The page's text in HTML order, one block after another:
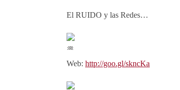
El RUIDO y las Redes…
Web: http://goo.gl/skncKa